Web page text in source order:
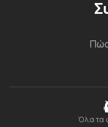
Όλα τα